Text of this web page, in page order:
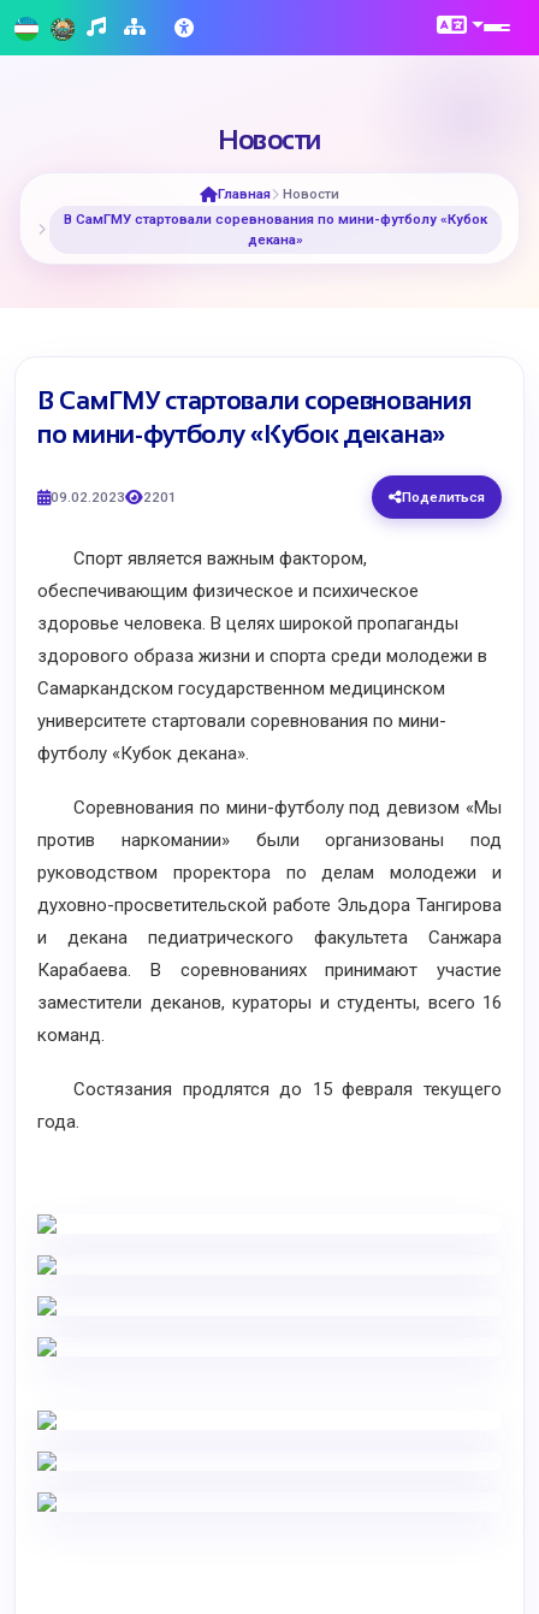
Новости
Главная
Новости
В СамГМУ стартовали соревнования по мини-футболу «Кубок
декана»
В СамГМУ стартовали соревнования
по мини-футболу «Кубок декана»
09.02.2023 2201 Поделиться
Спорт является важным фактором,
обеспечивающим физическое и психическое
здоровье человека. В целях широкой пропаганды
здорового образа жизни и спорта среди молодежи в
Самаркандском государственном медицинском
университете стартовали соревнования по мини-
футболу «Кубок декана».
Соревнования по мини-футболу под девизом «Мы
против наркомании» были организованы под
руководством проректора по делам молодежи и
духовно-просветительской работе Эльдора Тангирова
и декана педиатрического факультета Санжара
Карабаева. В соревнованиях принимают участие
заместители деканов, кураторы и студенты, всего 16
команд.
Состязания продлятся до 15 февраля текущего
года.